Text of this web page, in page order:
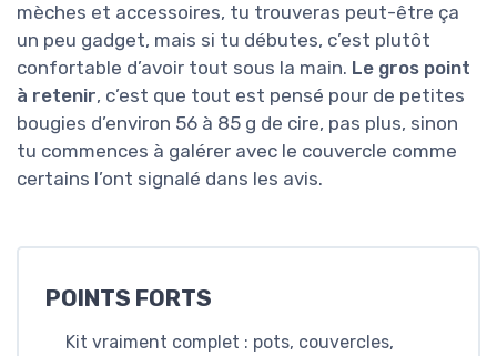
mèches et accessoires, tu trouveras peut-être ça
un peu gadget, mais si tu débutes, c’est plutôt
confortable d’avoir tout sous la main. Le gros point
à retenir, c’est que tout est pensé pour de petites
bougies d’environ 56 à 85 g de cire, pas plus, sinon
tu commences à galérer avec le couvercle comme
certains l’ont signalé dans les avis.
POINTS FORTS
Kit vraiment complet : pots, couvercles,